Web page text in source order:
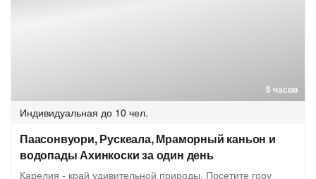
5 часов
Индивидуальная до 10 чел.
Паасонвуори, Рускеала, Мраморный каньон и
водопады Ахинкоски за один день
Карелия - край удивительной природы. Посетите гору